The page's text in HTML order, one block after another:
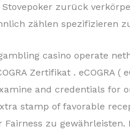
zurück
zählen spezifizieren
casino operate
Zertifikat . eCOGRA
and credentials for
stamp of favorable
Fairness zu